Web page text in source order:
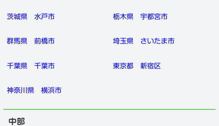
茨城県 水戸市 栃木県 宇都宮市
群馬県 前橋市 埼玉県 さいたま市
千葉県 千葉市 東京都 新宿区
神奈川県 横浜市
中部